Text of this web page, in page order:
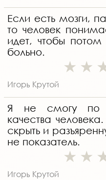
Если есть мозги,
то человек
идет, чтобы
больно.
Игорь Крутой
Я не смогу по
качества
скрыть и
не показатель.
Игорь Крутой